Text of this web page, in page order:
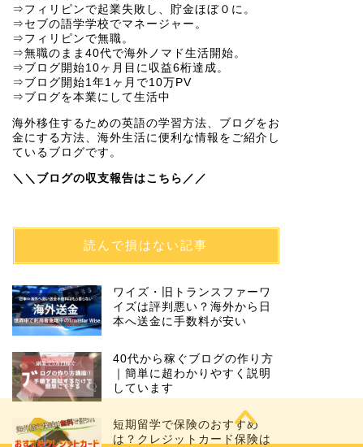
⇒フィリピンで起業失敗し、貯金ほぼ０に。
⇒セブの語学学校でマネージャー。
⇒フィリピンで無職。
⇒無職のまま40代で海外ノマド生活開始。
⇒ブログ開始10ヶ月目に収益6桁達成。
⇒ブログ開始1年1ヶ月で10万PV
⇒ブログを本業にして生活中
海外移住するための英語の学習方法、ブログをお
金にする方法、海外生活に便利な情報をご紹介し
ているブログです。
＼＼ブログの収支報告はこちら／／
読んで損はない記事
ワイズ・旧トランスファーワ
イズは評判悪い？海外から日
本へ送金に手数料が安い
40代から稼ぐブログの作り方
｜簡単に超わかりやすく説明
しています
短期留学で保険のおすすめ
は？クレジットカード保険は